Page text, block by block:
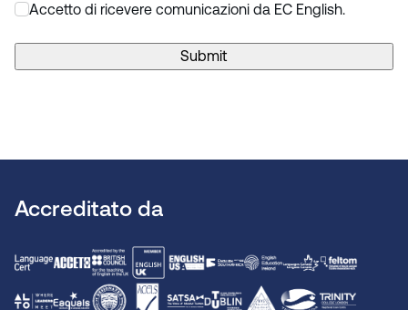
Accetto di ricevere comunicazioni da EC English.
Submit
Accreditato da